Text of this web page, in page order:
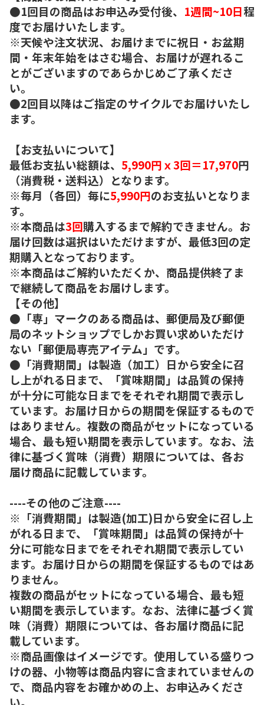
●1回目の商品はお申込み受付後、 1週間~10日程
度でお届けいたします。
※天候や注文状況、お届けまでに祝日・お盆期
間・年末年始をはさむ場合、お届けが遅れるこ
とがございますのであらかじめご了承くださ
い。
●2回目以降はご指定のサイクルでお届けいたし
ます。
【お支払いについて】
最低お支払い総額は、 5,990円ｘ3回＝17,970円
（消費税・送料込）となります。
※毎月（各回）毎に5,990円のお支払いとなりま
す。
※本商品は3回購入するまで解約できません。お
届け回数は選択はいただけますが、最低3回の定
期購入となっております。
※本商品はご解約いただくか、商品提供終了ま
で継続して商品をお届けします。
【その他】
●「専」マークのある商品は、郵便局及び郵便
局のネットショップでしかお買い求めいただけ
ない「郵便局専売アイテム」です。
●「消費期間」は製造（加工）日から安全に召
し上がれる日まで、「賞味期間」は品質の保持
が十分に可能な日までをそれぞれ期間で表示し
ています。お届け日からの期間を保証するもので
はありません。複数の商品がセットになっている
場合、最も短い期間を表示しています。なお、法
律に基づく賞味（消費）期限については、各お
届け商品に記載しています。
----その他のご注意----
※「消費期間」は製造(加工)日から安全に召し上
がれる日まで、「賞味期間」は品質の保持が十
分に可能な日までをそれぞれ期間で表示してい
ます。お届け日からの期間を保証するものではあ
りません。
複数の商品がセットになっている場合、最も短
い期間を表示しています。なお、法律に基づく賞
味（消費）期限については、各お届け商品に記
載しています。
※商品画像はイメージです。使用している盛りつ
けの器、小物等は商品内容に含まれていませんの
で、商品内容をお確かめの上、お申込みくださ
い。